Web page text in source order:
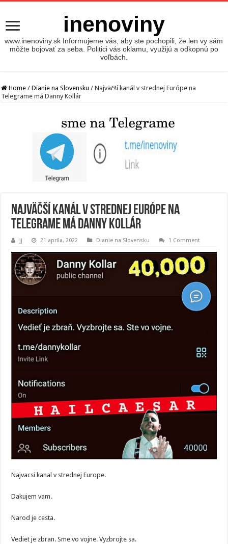
inenoviny
www.inenoviny.sk Informujeme vás, aby ste pochopili, že len vy sám
môžte bojovať za seba. Politici vás oklamu, využijú a odkopnú po
voľbách.
Home / Dianie na Slovensku / Najväčší kanál v strednej Európe na
Telegrame má Danny Kollár
Najväčší kanál v strednej Európe na
Telegrame má Danny Kollár
jj 21 apríla, 2022 Dianie na Slovensku 1 Comment
Najvacsi kanal v strednej Europe.
Dakujem vam.
Narod je cesta.
Vediet je zbran. Sme vo vojne. Vyzbrojte sa.